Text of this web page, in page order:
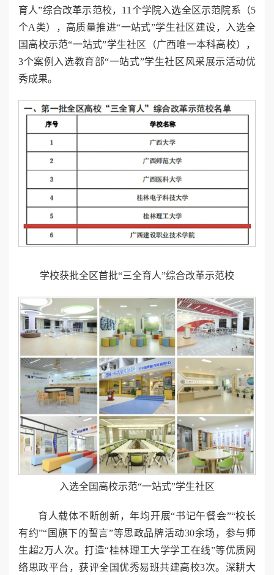
育人”综合改革示范校，11个学院入选全区示范院系（5
个A类），高质量推进“一站式”学生社区建设，入选全
国高校示范“一站式”学生社区（广西唯一本科高校），
3个案例入选教育部“一站式”学生社区风采展示活动优
秀成果。
学校获批全区首批“三全育人”综合改革示范校
入选全国高校示范“一站式”学生社区
育人载体不断创新，年均开展“书记午餐会”“校长
有约”“国旗下的誓言”等思政品牌活动30余场，参与师
生超2万人次。打造“桂林理工大学学工在线”等优质网
络思政平台，获评全国优秀易班共建高校3次。深耕大